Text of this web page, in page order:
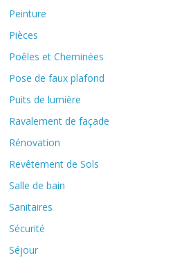
Peinture
Pièces
Poêles et Cheminées
Pose de faux plafond
Puits de lumière
Ravalement de façade
Rénovation
Revêtement de Sols
Salle de bain
Sanitaires
Sécurité
Séjour